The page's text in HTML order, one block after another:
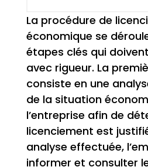
La procédure de
économique se
étapes clés qui
avec rigueur. La
consiste en une
de la situation
l’entreprise afin de
licenciement est
analyse effectuée,
informer et consulter